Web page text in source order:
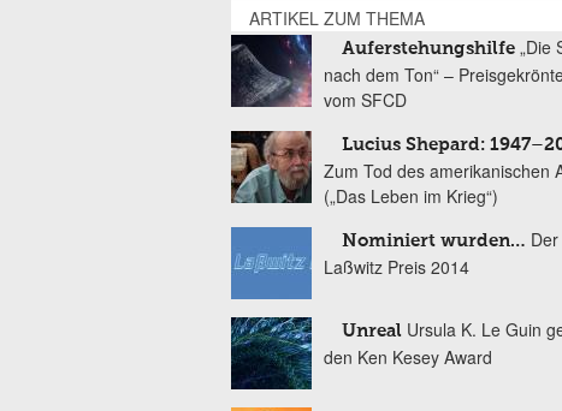
ARTIKEL ZUM THEMA
Auferstehungshilfe „Die
nach dem Ton“ –
vom SFCD
Lucius Shepard:
Zum Tod des amerikanischen
(„Das Leben im Krieg“)
Nominiert wurden…
Laßwitz Preis 2014
Unreal Ursula K. Le Guin
den Ken Kesey Award